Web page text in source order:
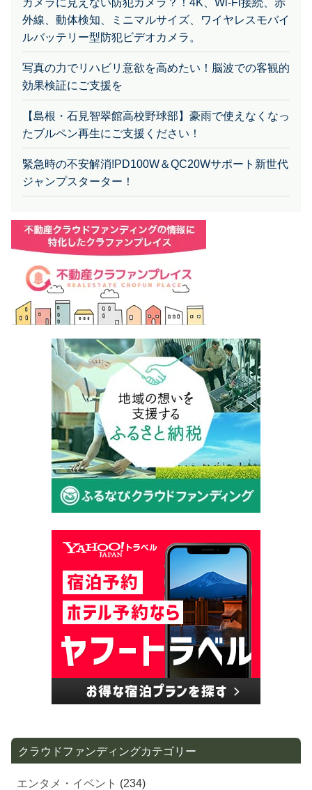
カメラに見えない防犯カメラ？！4K、Wi-Fi接続、赤
外線、動体検知、ミニマルサイズ、ワイヤレスモバイ
ルバッテリー型防犯ビデオカメラ。
写真の力でリハビリ意欲を高めたい！脳波での客観的
効果検証にご支援を
【島根・石見智翠館高校野球部】豪雨で使えなくなっ
たブルペン再生にご支援ください！
緊急時の不安解消!PD100W＆QC20Wサポート新世代
ジャンプスターター！
クラウドファンディングカテゴリー
エンタメ・イベント (234)